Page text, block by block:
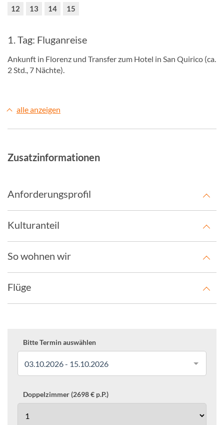
12 13 14 15
1. Tag: Fluganreise
Ankunft in Florenz und Transfer zum Hotel in San Quirico (ca.
2 Std., 7 Nächte).
alle anzeigen
Zusatzinformationen
Anforderungsprofil
Kulturanteil
So wohnen wir
Flüge
Bitte Termin auswählen
03.10.2026 - 15.10.2026
Doppelzimmer (2698 € p.P.)